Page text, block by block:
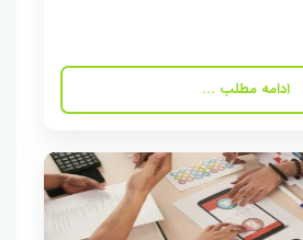
ادامه مطلب ...